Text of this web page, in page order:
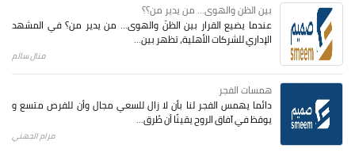
بين الظن والهوى... من يدير من؟؟
عندما يضيع القرار بين الظنّ والهوى… من يدير من؟ في المشهد
الإداري للشركات الأهلية، تظهر بين...
منال سالم
همسات الفجر
دائما يهمس الفجر لنا بأن لا زال للسعي مجال وأن للفرص متسع و
يوقظ في آفاق الروح يقينًا أن طُرق...
مرام الجهني